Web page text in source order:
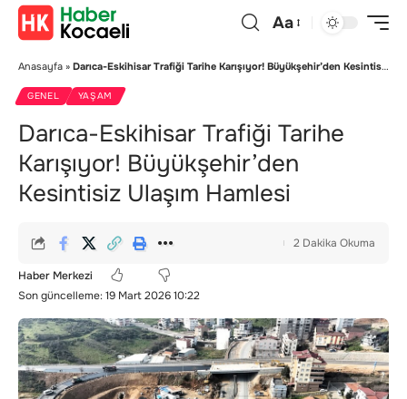
Aa
Anasayfa » Darıca-Eskihisar Trafiği Tarihe Karışıyor! Büyükşehir’den Kesintisiz Ulaşım Hamlesi
GENEL YAŞAM
Darıca-Eskihisar Trafiği Tarihe
Karışıyor! Büyükşehir’den
Kesintisiz Ulaşım Hamlesi
Son güncelleme: 19 Mart 2026 10:22
Haber Merkezi
2 Dakika Okuma